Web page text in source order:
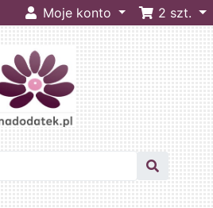
Moje konto 2 szt.